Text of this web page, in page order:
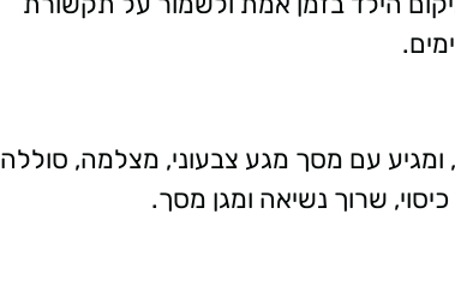
לנשיאה (כ־65 גרם בלבד), ומגיע עם מסך מגע צבעוני, מצלמה, סוללה
שרוך נשיאה ומגן מסך.